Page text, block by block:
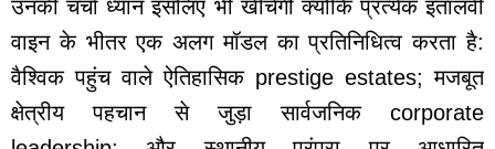
उनकी चर्चा ध्यान इसलिए भी खींचेगी क्योंकि प्रत्येक इतालवी
वाइन के भीतर एक अलग मॉडल का प्रतिनिधित्व करता है:
वैश्विक पहुंच वाले ऐतिहासिक prestige estates; मजबूत
क्षेत्रीय पहचान से जुड़ा सार्वजनिक corporate